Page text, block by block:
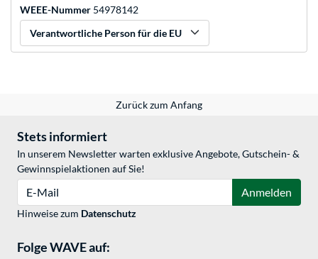
WEEE-Nummer 54978142
Verantwortliche Person für die EU
Zurück zum Anfang
Stets informiert
In unserem Newsletter warten exklusive Angebote, Gutschein- &
Gewinnspielaktionen auf Sie!
Anmelden
Hinweise zum Datenschutz
Folge WAVE auf: